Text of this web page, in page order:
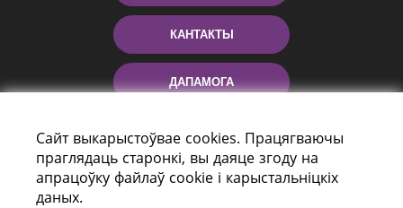
КАНТАКТЫ
ДАПАМОГА
Сайт выкарыстоўвае cookies. Працягваючы
праглядаць старонкі, вы даяце згоду на
апрацоўку файлаў cookie і карыстальніцкіх
даных.